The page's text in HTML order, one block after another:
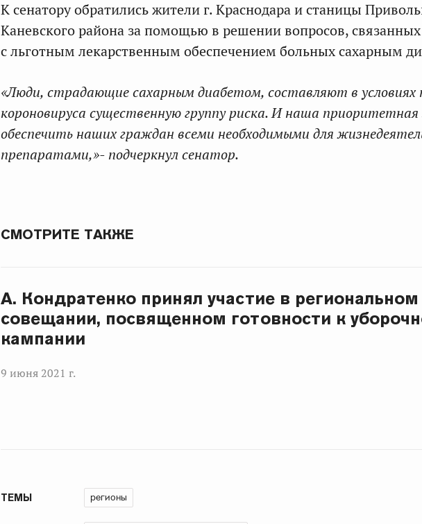
К сенатору обратились жители г. Краснодара и станицы
Каневского района за помощью в решении вопросов, связанных
с льготным лекарственным обеспечением больных сахарным
«Люди, страдающие сахарным диабетом, составляют в условиях
короновируса существенную группу риска. И наша
обеспечить наших граждан всеми необходимыми для
препаратами,»- подчеркнул сенатор.
СМОТРИТЕ ТАКЖЕ
А. Кондратенко принял участие в региональном
совещании, посвященном готовности к
кампании
9 июня 2021 г.
ТЕМЫ регионы